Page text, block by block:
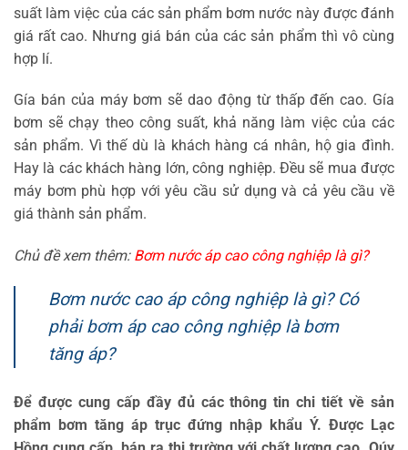
suất làm việc của các sản phẩm bơm nước này được đánh
giá rất cao. Nhưng giá bán của các sản phẩm thì vô cùng
hợp lí.
Gía bán của máy bơm sẽ dao động từ thấp đến cao. Gía
bơm sẽ chạy theo công suất, khả năng làm việc của các
sản phẩm. Vì thế dù là khách hàng cá nhân, hộ gia đình.
Hay là các khách hàng lớn, công nghiệp. Đều sẽ mua được
máy bơm phù hợp với yêu cầu sử dụng và cả yêu cầu về
giá thành sản phẩm.
Chủ đề xem thêm: Bơm nước áp cao công nghiệp là gì?
Bơm nước cao áp công nghiệp là gì? Có
phải bơm áp cao công nghiệp là bơm
tăng áp?
Để được cung cấp đầy đủ các thông tin chi tiết về sản
phẩm bơm tăng áp trục đứng nhập khẩu Ý. Được Lạc